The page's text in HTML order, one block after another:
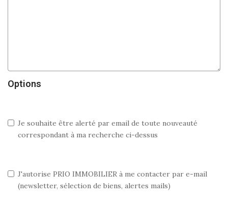
Options
Je souhaite être alerté par email de toute nouveauté
correspondant à ma recherche ci-dessus
J'autorise PRIO IMMOBILIER à me contacter par e-mail
(newsletter, sélection de biens, alertes mails)